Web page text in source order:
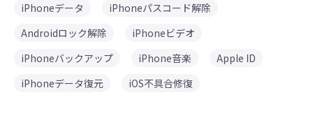
iPhoneデータ
iPhoneパスコード解除
Androidロック解除
iPhoneビデオ
iPhoneバックアップ
iPhone音楽
Apple ID
iPhoneデータ復元
iOS不具合修復